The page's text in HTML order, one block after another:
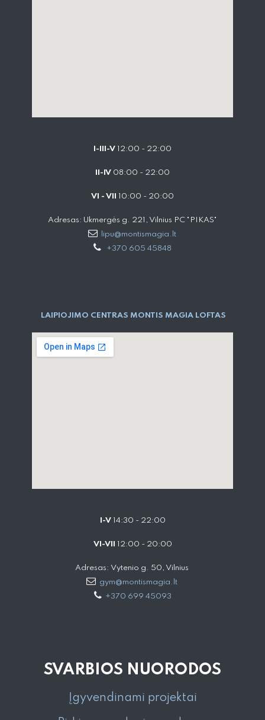
I-III-V 12:00 - 22:00
II-IV 08:00 - 22:00
VI - VII 10:00 - 20:00
Adresas: Ukmergės g. 221, Vilnius PC "PIKAS"
lipu@montismagia.lt
+370 605 45848
LAIPIOJIMO CENTRAS MONTIS MAGIA LOFTAS
I-V14:30 - 22:00
VI-VII 12:00 - 20:00
Adresas: Vytenio g. 50, Vilnius
gym@montismagia.lt
+370 699 45093
SVARBIOS NUORODOS
Įgyvendinami projektai